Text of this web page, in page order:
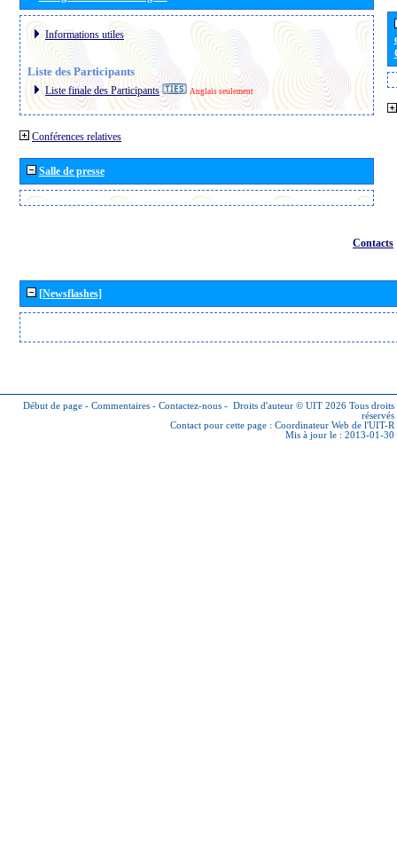
Informations utiles
Liste des Participants
Liste finale des Participants Anglais seulement
Conférences relatives
Salle de presse
Contacts
[Newsflashes]
Début de page - Commentaires - Contactez-nous - Droits d'auteur © UIT 2026 Tous droits
réservés
Contact pour cette page : Coordinateur Web de l'UIT-R
Mis à jour le : 2013-01-30